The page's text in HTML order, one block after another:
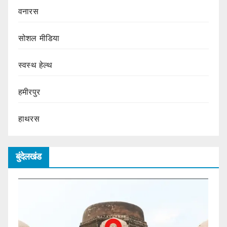
वनारस
सोशल मीडिया
स्वस्थ हेल्थ
हमीरपुर
हाथरस
बुंदेलखंड